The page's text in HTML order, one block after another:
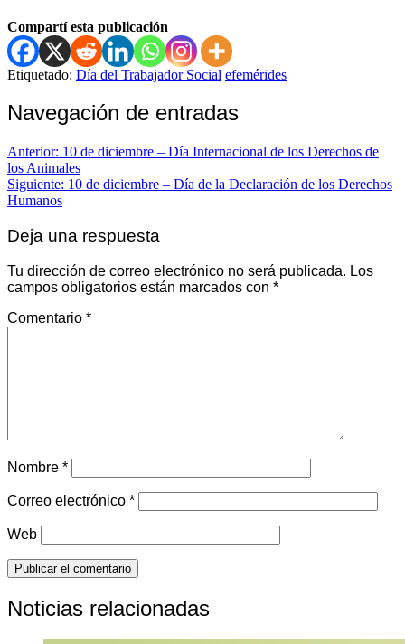
Compartí esta publicación
Etiquetado: Día del Trabajador Social efemérides
Navegación de entradas
Anterior: 10 de diciembre – Día Internacional de los Derechos de
los Animales
Siguiente: 10 de diciembre – Día de la Declaración de los Derechos
Humanos
Deja una respuesta
Tu dirección de correo electrónico no será publicada. Los
campos obligatorios están marcados con *
Comentario *
Nombre *
Correo electrónico *
Web
Noticias relacionadas